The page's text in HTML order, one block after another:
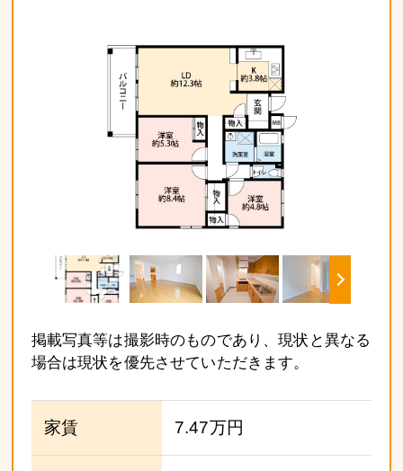
掲載写真等は撮影時のものであり、現状と異なる
場合は現状を優先させていただきます。
家賃 7.47万円